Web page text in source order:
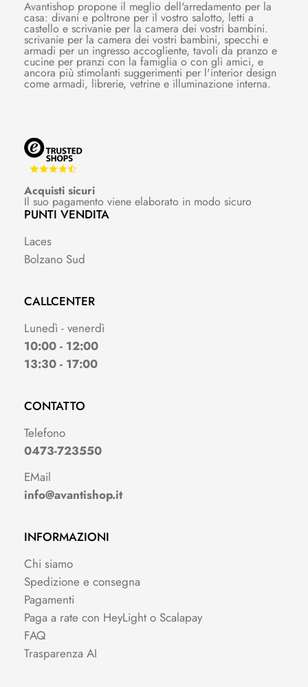
Avantishop propone il meglio dell'arredamento per la
casa: divani e poltrone per il vostro salotto, letti a
castello e scrivanie per la camera dei vostri bambini.
scrivanie per la camera dei vostri bambini, specchi e
armadi per un ingresso accogliente, tavoli da pranzo e
cucine per pranzi con la famiglia o con gli amici, e
ancora più stimolanti suggerimenti per l'interior design
come armadi, librerie, vetrine e illuminazione interna.
Acquisti sicuri
Il suo pagamento viene elaborato in modo sicuro
PUNTI VENDITA
Laces
Bolzano Sud
CALLCENTER
Lunedì - venerdì
10:00 - 12:00
13:30 - 17:00
CONTATTO
Telefono
0473-723550
EMail
info@avantishop.it
INFORMAZIONI
Chi siamo
Spedizione e consegna
Pagamenti
Paga a rate con HeyLight o Scalapay
FAQ
Trasparenza AI